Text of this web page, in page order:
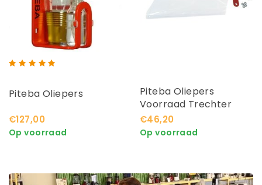
Piteba Oliepers
€127,00
Op voorraad
Piteba Oliepers
Voorraad Trechter
€46,20
Op voorraad